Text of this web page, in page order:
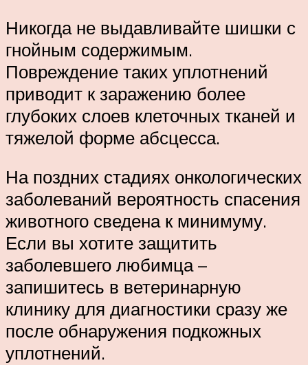
Никогда не выдавливайте шишки с
гнойным содержимым.
Повреждение таких уплотнений
приводит к заражению более
глубоких слоев клеточных тканей и
тяжелой форме абсцесса.
На поздних стадиях онкологических
заболеваний вероятность спасения
животного сведена к минимуму.
Если вы хотите защитить
заболевшего любимца –
запишитесь в ветеринарную
клинику для диагностики сразу же
после обнаружения подкожных
уплотнений.